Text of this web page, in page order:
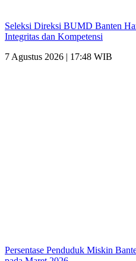
Seleksi Direksi BUMD Banten
Integritas dan Kompetensi
7 Agustus 2026 | 17:48 WIB
Persentase Penduduk Miskin